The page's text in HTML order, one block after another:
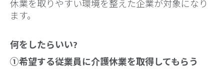
休業を取りやすい環境を整えた企業が対象になり
ます。
何をしたらいい?
①希望する従業員に介護休業を取得してもらう